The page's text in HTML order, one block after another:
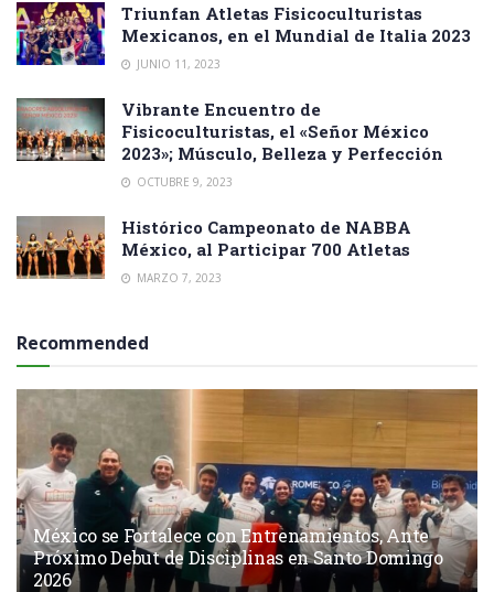
Triunfan Atletas Fisicoculturistas
Mexicanos, en el Mundial de Italia 2023
JUNIO 11, 2023
Vibrante Encuentro de
Fisicoculturistas, el «Señor México
2023»; Músculo, Belleza y Perfección
OCTUBRE 9, 2023
Histórico Campeonato de NABBA
México, al Participar 700 Atletas
MARZO 7, 2023
Recommended
México se Fortalece con Entrenamientos, Ante
Próximo Debut de Disciplinas en Santo Domingo
2026